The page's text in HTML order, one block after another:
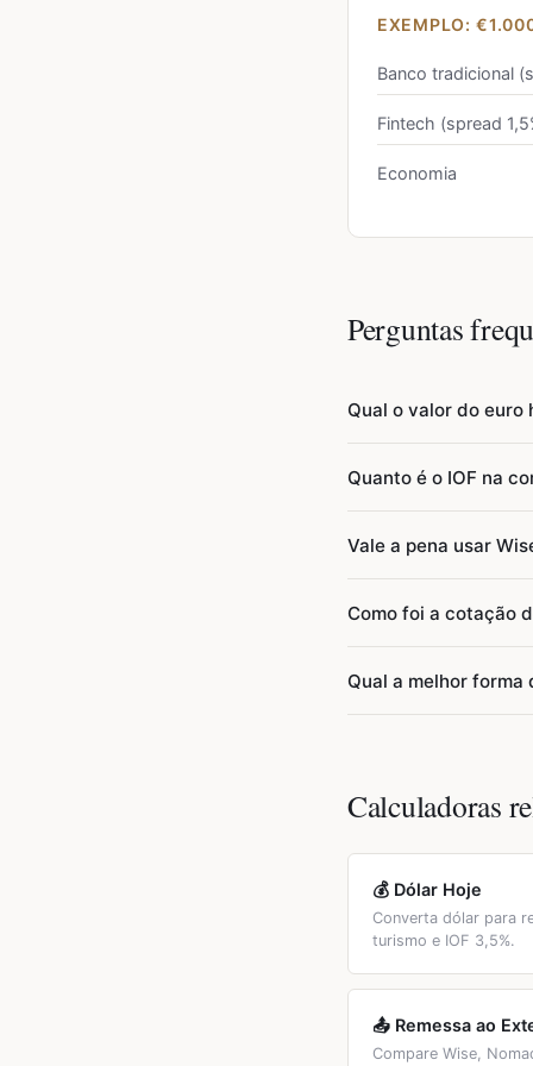
EXEMPLO:
Banco tradicional
Fintech (spread
Economia
Perguntas
Qual o valor do euro
cerca de R$ 6,60
Central (PTAX) ou o
dia.
Quanto é o IOF na
espécie, cartão
cerca de R$ 110
Vale a pena usar
cotação comercial,
aproximadamente R$
em torno de R$ 2.700.
Como foi a cotação
semestre de 2025
valorização,
Qual a melhor forma
não aceitam cartão.
Calculadoras
💰 Dólar Hoje
Converta dólar para
turismo e IOF 3,5%.
📤 Remessa ao
Compare Wise,